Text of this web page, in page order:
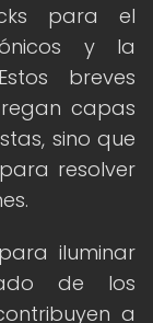
para el
y la
breves
capas
sino que
resolver
iluminar
de los
a